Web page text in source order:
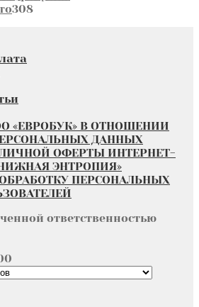
308308
«ЕВРОБУК» В ОТНОШЕНИИ
ДАННЫХ
ОФЕРТЫ ИНТЕРНЕТ-
ЭНТРОПИЯ»
ПЕРСОНАЛЬНЫХ
ответственностью